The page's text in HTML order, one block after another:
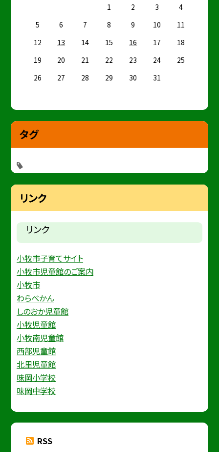
1 2 3
4
5
6 7 8 9 10
11
12
13 14 15 16 17
18
19
20 21 22 23 24
25
26
27 28 29 30 31
タグ
リンク
リンク
小牧市子育てサイト
小牧市児童館のご案内
小牧市
わらべかん
しのおか児童館
小牧児童館
小牧南児童館
西部児童館
北里児童館
味岡小学校
味岡中学校
RSS